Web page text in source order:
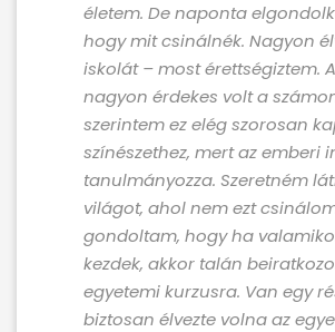
életem. De naponta
hogy mit csinálnék. Nagyon
iskolát – most érettségiztem.
nagyon érdekes volt a
szerintem ez elég szorosan
színészethez, mert az emberi
tanulmányozza. Szeretném
világot, ahol nem ezt
gondoltam, hogy ha
kezdek, akkor talán
egyetemi kurzusra. Van egy
biztosan élvezte volna az